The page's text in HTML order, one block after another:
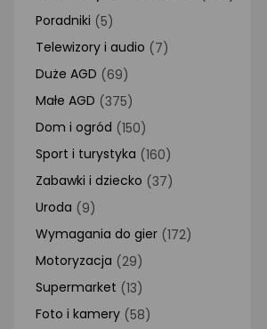
Biuro i firma
Sport i turystyka
Zabawki i dziecko
Uroda i zdrowie
Supermarket
Poradniki (5)
Telewizory i audio (7)
Duże AGD (69)
Małe AGD (375)
Dom i ogród (150)
Sport i turystyka (160)
Zabawki i dziecko (37)
Uroda (9)
Wymagania do gier (172)
Motoryzacja (29)
Supermarket (13)
Foto i kamery (58)